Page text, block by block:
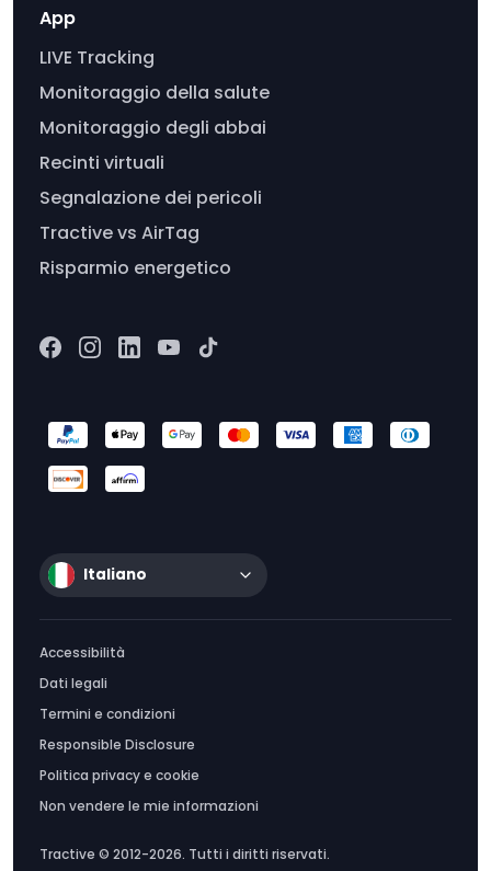
App
LIVE Tracking
Monitoraggio della salute
Monitoraggio degli abbai
Recinti virtuali
Segnalazione dei pericoli
Tractive vs AirTag
Risparmio energetico
Italiano
Accessibilità
Dati legali
Termini e condizioni
Responsible Disclosure
Politica privacy e cookie
Non vendere le mie informazioni
Tractive © 2012-2026. Tutti i diritti riservati.